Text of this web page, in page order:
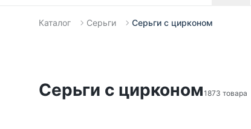
Каталог Серьги Серьги с цирконом
Серьги с цирконом1873 товара